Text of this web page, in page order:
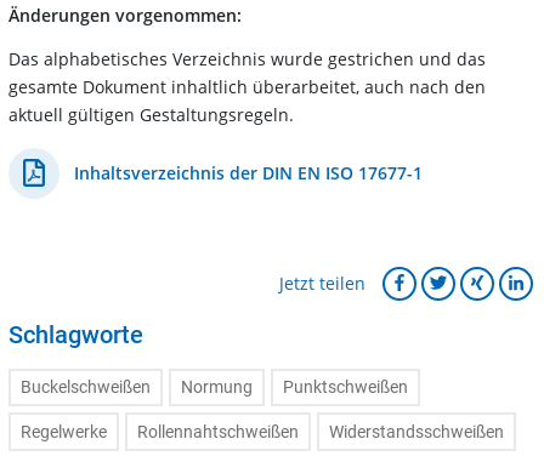
Änderungen vorgenommen:
Das alphabetisches Verzeichnis wurde gestrichen und das
gesamte Dokument inhaltlich überarbeitet, auch nach den
aktuell gültigen Gestaltungsregeln.
Inhaltsverzeichnis der DIN EN ISO 17677-1
Jetzt teilen
Schlagworte
Buckelschweißen Normung Punktschweißen
Regelwerke Rollennahtschweißen Widerstandsschweißen